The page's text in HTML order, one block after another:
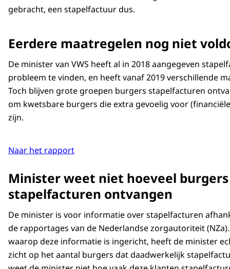
gebracht, een stapelfactuur dus.
Eerdere maatregelen nog niet
De minister van VWS heeft al in 2018 aangegeven
probleem te vinden, en heeft vanaf 2019 verschillende
Toch blijven grote groepen burgers stapelfacturen
om kwetsbare burgers die extra gevoelig voor
zijn.
Naar het rapport
Minister weet niet hoeveel burgers
stapelfacturen ontvangen
De minister is voor informatie over stapelfacturen
de rapportages van de Nederlandse zorgautoriteit
waarop deze informatie is ingericht, heeft de minister
zicht op het aantal burgers dat daadwerkelijk